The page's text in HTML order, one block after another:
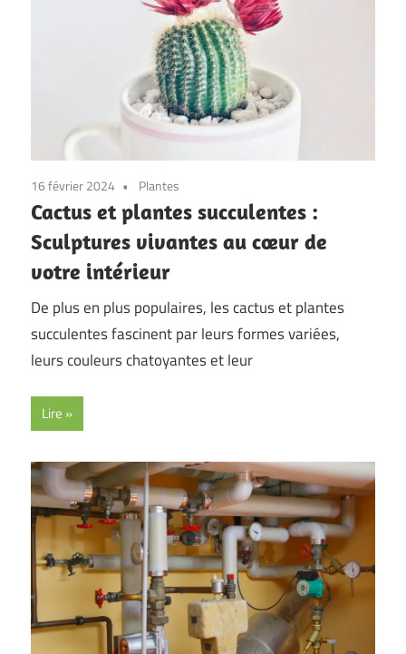
16 février 2024 Plantes
Cactus et plantes succulentes :
Sculptures vivantes au cœur de
votre intérieur
De plus en plus populaires, les cactus et plantes
succulentes fascinent par leurs formes variées,
leurs couleurs chatoyantes et leur
Lire